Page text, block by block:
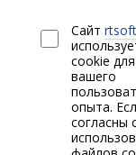
Сайт
cookie
вашего
опыта.
согласны